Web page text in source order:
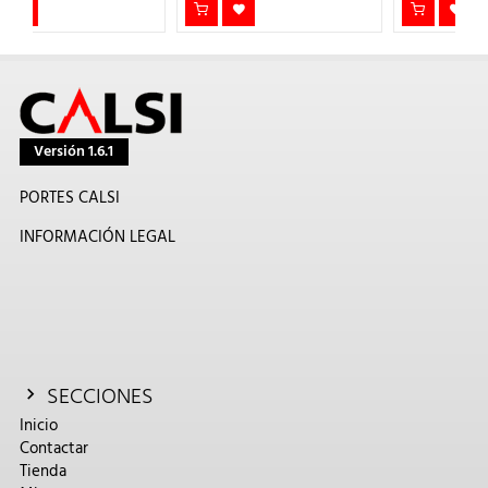
Versión 1.6.1
PORTES CALSI
INFORMACIÓN LEGAL
SECCIONES
Inicio
Contactar
Tienda